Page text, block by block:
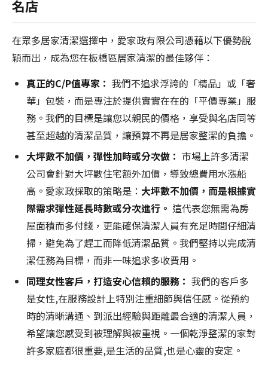
名店
在眾多居家清潔選擇中，愛家政有限公司憑藉以下優勢脫
穎而出，成為您在板橋區居家清潔的最佳夥伴：
真正的C/P值專家： 我們不追求浮誇的「精品」或「奢
華」包裝，而是專注於提供實實在在的「平價專業」服
務。我們的目標是讓您以親民的價格，享受與名店同等
甚至超越的清潔品質，讓預算不再是居家整潔的負擔。
大坪數不加價，彈性加時或分次做： 市場上許多清潔
公司會針對大坪數住宅額外加價，導致總費用水漲船
高。愛家政採取的策略是： 大坪數不加價，而是根據實
際需求彈性延長時數或分次進行。 這代表您無需為房
屋面積而多付錢，更能確保清潔人員有充足時間仔細清
掃，避免為了趕工而降低清潔品質。我們堅持以完成清
潔任務為目標，而非一味追求多收費用。
同理女性客戶，打造安心信賴的服務： 我們的客戶多
是女性,在服務設計上特別注重細節與信任感。從預約
時的清晰溝通、到派出經驗與距離最合適的清潔人員，
希望讓您感受到被理解與被重視。一個乾淨整潔的家對
許多家庭都很重要,是生活的品質,也是心靈的安定。